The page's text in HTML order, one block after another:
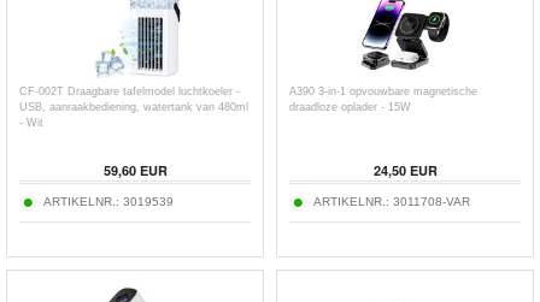
CF-002T Draagbare tafelmodel luchtkoeler -
USB, aanraakbediening, watertank van 480ml
- Wit
59,60EUR
ARTIKELNR.: 3019539
A390 3-in-1 opvouwbare magnetische
draadloze oplader - 15W
24,50EUR
ARTIKELNR.: 3011708-VAR